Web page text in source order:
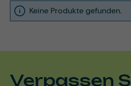
Keine Produkte gefunden.
Verpassen